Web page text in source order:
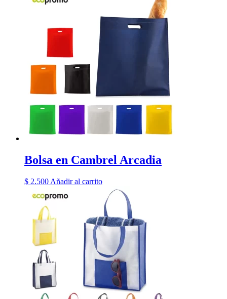
Bolsa en Cambrel Arcadia
$ 2.500 Añadir al carrito